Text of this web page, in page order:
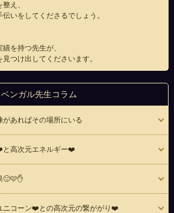
え、
いをしてくださるでしょう。
を持つ先生が、
つけ出してくださいます。
ベンガル先生コラム
あればその場所にいる
高次元エネルギー❤️
コーン❤️との高次元の繋ががり❤️